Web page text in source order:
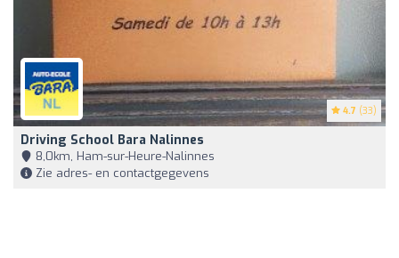
4.7 (33)
Driving School Bara Nalinnes
8,0km, Ham-sur-Heure-Nalinnes
Zie adres- en contactgegevens